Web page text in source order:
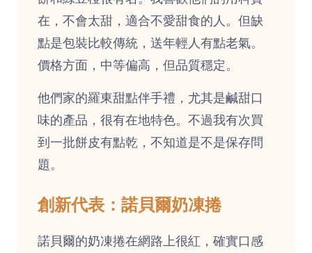
在，不會太甜，適合不愛甜食的人。但缺
點是包裝比較傳統，送年輕人有點老氣。
價格方面，中等偏高，但品質穩定。
他們家的羅東甜點伴手禮，尤其是鹹甜口
味的產品，很有在地特色。不過我有次買
到一批餅皮有點乾，不知道是不是保存問
題。
創新代表：諾貝爾奶凍捲
諾貝爾的奶凍捲在網路上很紅，確實口感